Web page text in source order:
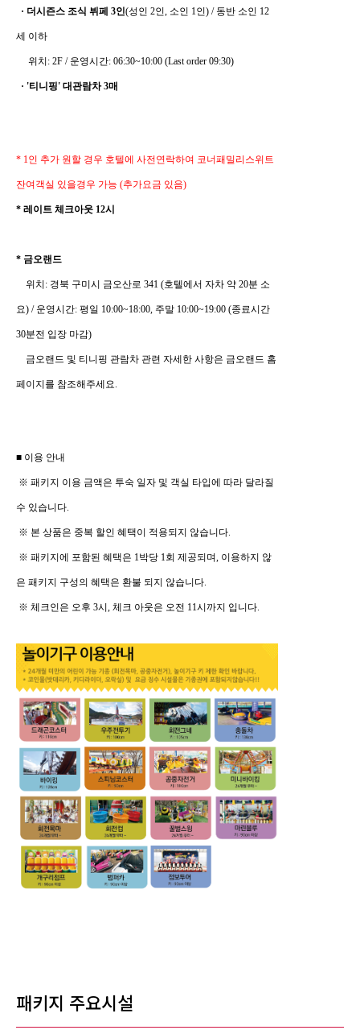
· 더시즌스 조식 뷔페 3인(성인 2인, 소인 1인) / 동반 소인 12
세 이하
위치: 2F / 운영시간: 06:30~10:00 (Last order 09:30)
· '티니핑' 대관람차 3매
* 1인 추가 원할 경우 호텔에 사전연락하여 코너패밀리스위트
잔여객실 있을경우 가능 (추가요금 있음)
* 레이트 체크아웃 12시
* 금오랜드
위치: 경북 구미시 금오산로 341 (호텔에서 자차 약 20분 소
요) / 운영시간: 평일 10:00~18:00, 주말 10:00~19:00 (종료시간
30분전 입장 마감)
금오랜드 및 티니핑 관람차 관련 자세한 사항은 금오랜드 홈
페이지를 참조해주세요.
■ 이용 안내
※ 패키지 이용 금액은 투숙 일자 및 객실 타입에 따라 달라질
수 있습니다.
※ 본 상품은 중복 할인 혜택이 적용되지 않습니다.
※ 패키지에 포함된 혜택은 1박당 1회 제공되며, 이용하지 않
은 패키지 구성의 혜택은 환불 되지 않습니다.
※ 체크인은 오후 3시, 체크 아웃은 오전 11시까지 입니다.
패키지 주요시설